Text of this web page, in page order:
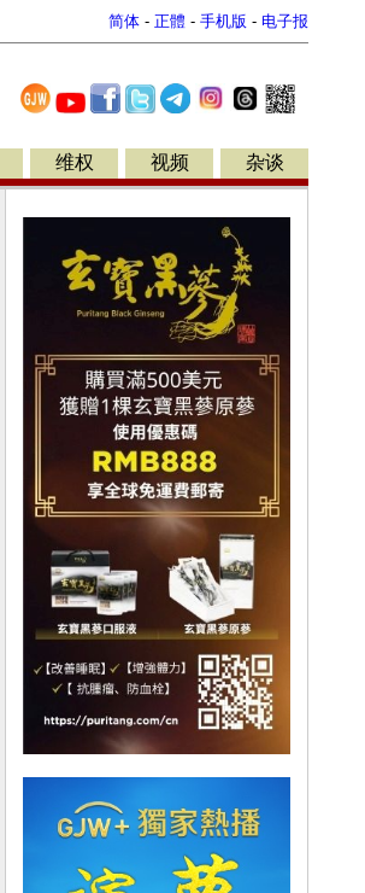
简体 - 正體 - 手机版 - 电子报
维权 视频 杂谈